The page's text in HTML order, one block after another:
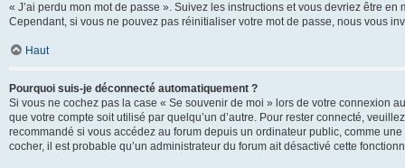
« J’ai perdu mon mot de passe ». Suivez les instructions et vous devriez être
Cependant, si vous ne pouvez pas réinitialiser votre mot de passe, nous vous
Haut
Pourquoi suis-je déconnecté automatiquement ?
Si vous ne cochez pas la case « Se souvenir de moi » lors de votre connexion
que votre compte soit utilisé par quelqu’un d’autre. Pour rester connecté,
recommandé si vous accédez au forum depuis un ordinateur public, comme
cocher, il est probable qu’un administrateur du forum ait désactivé cette